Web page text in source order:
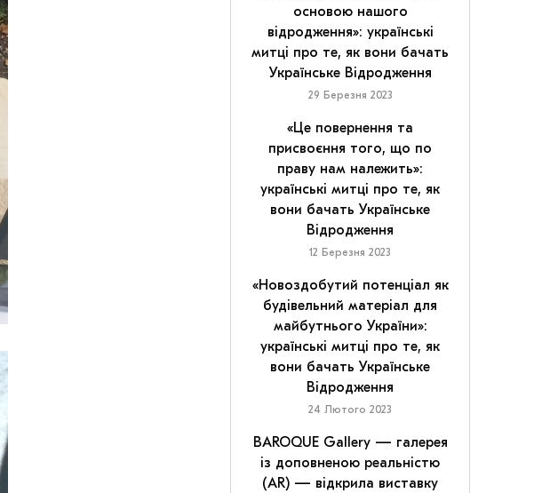
основою нашого
відродження»: українські
митці про те, як вони бачать
Українське Відродження
29 Березня 2023
«Це повернення та
присвоєння того, що по
праву нам належить»:
українські митці про те, як
вони бачать Українське
Відродження
12 Березня 2023
«Новоздобутий потенціал як
будівельний матеріал для
майбутнього України»:
українські митці про те, як
вони бачать Українське
Відродження
24 Лютого 2023
BAROQUE Gallery — галерея
із доповненою реальністю
(AR) — відкрила виставку